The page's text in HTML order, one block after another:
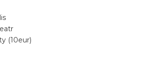
(10eur)